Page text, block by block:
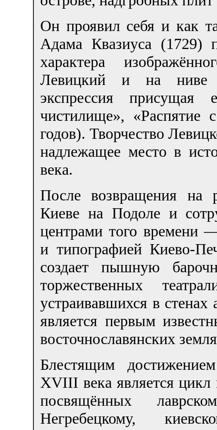
Он проявил себя и как
Адама Квазиуса (1729)
характера
Левицкий и на ниве
экспрессия
чистилище», «Распятие
годов). Творчество
надлежащее место в
века.
После возвращения на
Киеве на Подоле и
центрами того времени
и типографией Киево-
создает пышную
торжественных
устраивавшихся в
является первым
восточнославянских
Блестящим
XVIII века является цикл
посвящённых
Негребецкому,